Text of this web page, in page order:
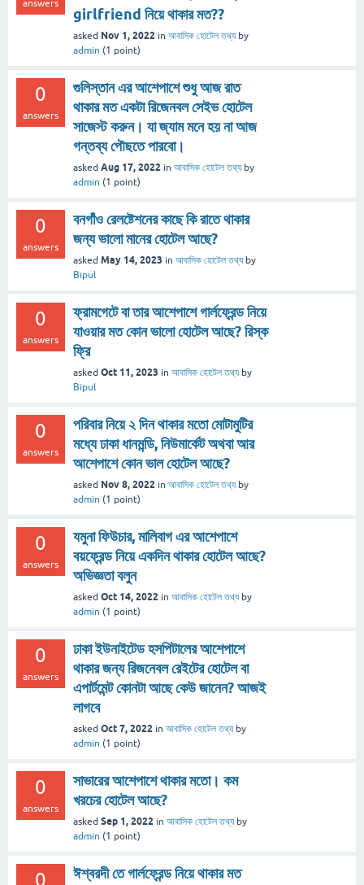
answers
girlfriend নিয়ে থাকার মত??
asked Nov 1, 2022 in আবাসিক হোটেল তথ্য by
admin (1 point)
0
answers
গুলিস্তান এর আশেপাশে শুধু আজ রাত
থাকার মত একটা রিজেনবল সেইভ হোটেল
সাজেস্ট করুন। যা জ্যাম মনে হয় না আজ
গন্তব্য পৌছতে পারবো।
asked Aug 17, 2022 in আবাসিক হোটেল তথ্য by
admin (1 point)
0
answers
বনগাঁও রেলষ্টেশনের কাছে কি রাতে থাকার
জন্য ভালো মানের হোটেল আছে?
asked May 14, 2023 in আবাসিক হোটেল তথ্য by
Bipul
0
answers
ফ্রামগেটে বা তার আশেপাশে গার্লফ্রেন্ড নিয়ে
যাওয়ার মত কোন ভালো হোটেল আছে? রিস্ক
ফ্রি
asked Oct 11, 2023 in আবাসিক হোটেল তথ্য by
Bipul
0
answers
পরিবার নিয়ে ২ দিন থাকার মতো মোটামুটির
মধ্যে ঢাকা ধানমন্ডি, নিউমার্কেট অথবা আর
আশেপাশে কোন ভাল হোটেল আছে?
asked Nov 8, 2022 in আবাসিক হোটেল তথ্য by
admin (1 point)
0
answers
যমুনা ফিউচার, মালিবাগ এর আশেপাশে
বয়ফ্রেন্ড নিয়ে একদিন থাকার হোটেল আছে?
অভিজ্ঞতা বলুন
asked Oct 14, 2022 in আবাসিক হোটেল তথ্য by
admin (1 point)
0
answers
ঢাকা ইউনাইটেড হসপিটালের আশেপাশে
থাকার জন্য রিজনেবল রেইটের হোটেল বা
এপার্টমেন্ট কোনটা আছে কেউ জানেন? আজই
লাগবে
asked Oct 7, 2022 in আবাসিক হোটেল তথ্য by
admin (1 point)
0
answers
সাভারের আশেপাশে থাকার মতো। কম
খরচের হোটেল আছে?
asked Sep 1, 2022 in আবাসিক হোটেল তথ্য by
admin (1 point)
0
ঈশ্বরদী তে গার্লফ্রেন্ড নিয়ে থাকার মত